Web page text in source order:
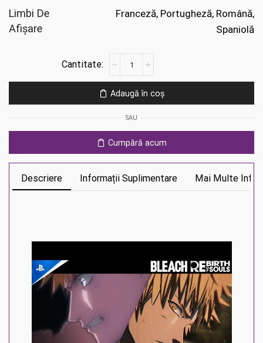
Limbi De
Afișare
Franceză, Portugheză, Română,
Spaniolă
Rebirth
of
Adaugă în coș
SAU
Cumpără acum
Descriere Informații Suplimentare Mai Multe